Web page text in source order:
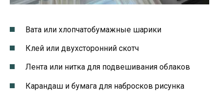
Вата или хлопчатобумажные шарики
Клей или двухсторонний скотч
Лента или нитка для подвешивания облаков
Карандаш и бумага для набросков рисунка